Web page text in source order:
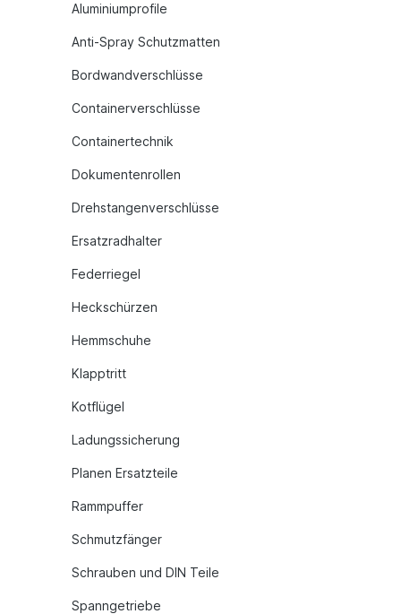
Aluminiumprofile
Anti-Spray Schutzmatten
Bordwandverschlüsse
Containerverschlüsse
Containertechnik
Dokumentenrollen
Drehstangenverschlüsse
Ersatzradhalter
Federriegel
Heckschürzen
Hemmschuhe
Klapptritt
Kotflügel
Ladungssicherung
Planen Ersatzteile
Rammpuffer
Schmutzfänger
Schrauben und DIN Teile
Spanngetriebe